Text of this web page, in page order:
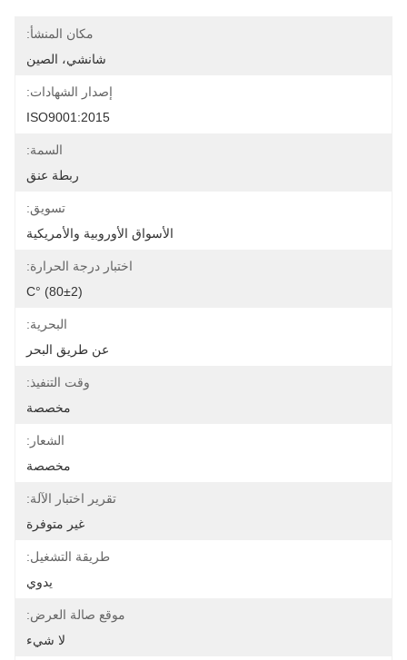
مكان المنشأ:
شانشي، الصين
إصدار الشهادات:
ISO9001:2015
السمة:
ربطة عنق
تسويق:
الأسواق الأوروبية والأمريكية
اختبار درجة الحرارة:
البحرية:
عن طريق البحر
وقت التنفيذ:
مخصصة
الشعار:
مخصصة
تقرير اختبار الآلة:
غير متوفرة
طريقة التشغيل:
يدوي
موقع صالة العرض:
لا شيء